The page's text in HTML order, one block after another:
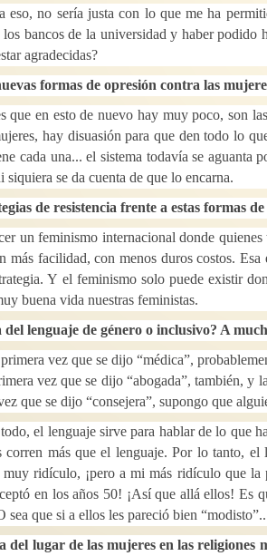
eso, no sería justa con lo que me ha
los bancos de la universidad y haber podido
agradecidas?
formas de opresión contra las
que en esto de nuevo hay muy poco, son
hay disuasión para que den todo lo
cada una... el sistema todavía se aguanta
siquiera se da cuenta de que lo encarna.
de resistencia frente a estas formas
un feminismo internacional donde
más facilidad, con menos duros costos.
Y el feminismo solo puede existir
buena vida nuestras feministas.
del lenguaje de género o inclusivo? A
vez que se dijo “médica”,
vez que se dijo “abogada”, también, y
que se dijo “consejera”, supongo que
el lenguaje sirve para hablar de lo que
corren más que el lenguaje. Por lo tanto,
muy ridículo, ¡pero a mi más ridículo que la
en los años 50! ¡Así que allá ellos! Es
sea que si a ellos les pareció bien
del lugar de las mujeres en las